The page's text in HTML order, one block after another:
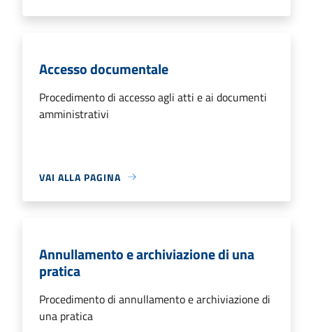
Accesso documentale
Procedimento di accesso agli atti e ai documenti
amministrativi
VAI ALLA PAGINA
Annullamento e archiviazione di una
pratica
Procedimento di annullamento e archiviazione di
una pratica